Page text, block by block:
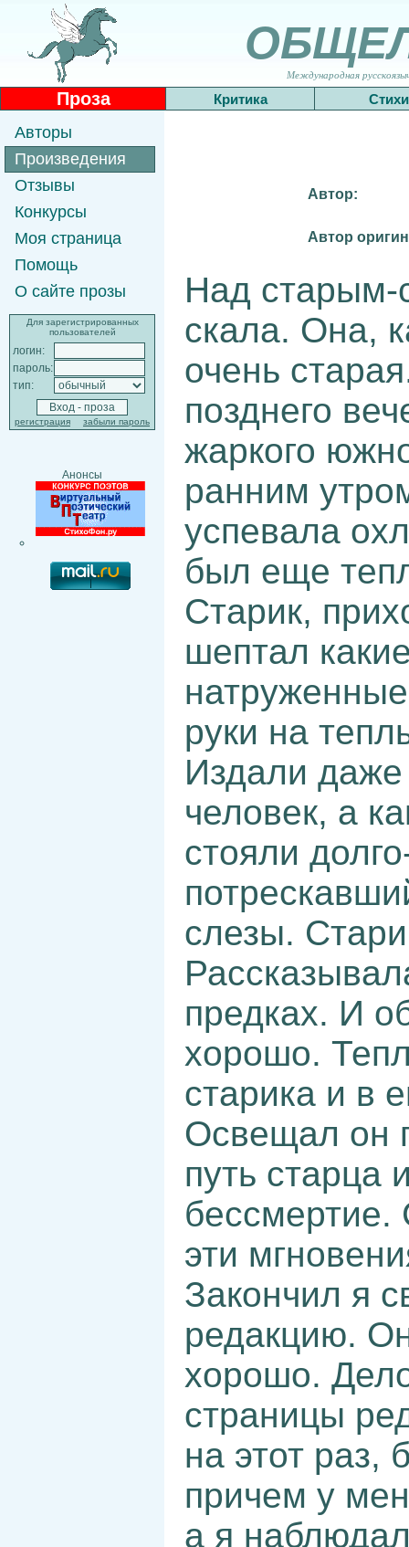
Международная
Проза Критика Стихи
Авторы
Произведения
Отзывы
Конкурсы
Моя страница
Помощь
О сайте прозы
Для зарегистрированных
пользователей
логин:
пароль:
тип:
регистрация забыли пароль
Анонсы
Автор:
Автор
Над старым-
скала. Она,
очень
позднего
жаркого
ранним
успевала
был еще
Старик,
шептал
руки на
Издали даже
человек, а
стояли
слезы.
предках. И
хорошо.
старика и в
Освещал он
путь старца
бессмертие.
эти
Закончил я
редакцию.
хорошо.
страницы
на этот раз,
причем у
а я